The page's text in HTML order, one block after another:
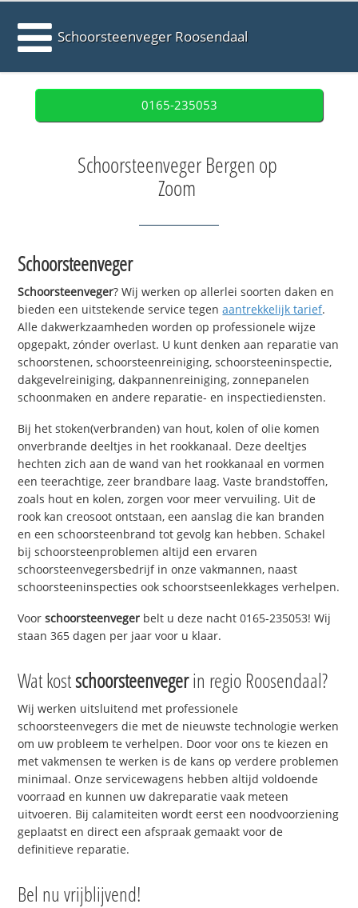
Schoorsteenveger Roosendaal
0165-235053
Schoorsteenveger Bergen op
Zoom
Schoorsteenveger
Schoorsteenveger? Wij werken op allerlei soorten daken en
bieden een uitstekende service tegenaantrekkelijk tarief.
Alle dakwerkzaamheden worden op professionele wijze
opgepakt, zónder overlast. U kunt denken aan reparatie van
schoorstenen, schoorsteenreiniging, schoorsteeninspectie,
dakgevelreiniging, dakpannenreiniging, zonnepanelen
schoonmaken en andere reparatie- en inspectiediensten.
Bij het stoken(verbranden) van hout, kolen of olie komen
onverbrande deeltjes in het rookkanaal. Deze deeltjes
hechten zich aan de wand van het rookkanaal en vormen
een teerachtige, zeer brandbare laag. Vaste brandstoffen,
zoals hout en kolen, zorgen voor meer vervuiling. Uit de
rook kan creosoot ontstaan, een aanslag die kan branden
en een schoorsteenbrand tot gevolg kan hebben. Schakel
bij schoorsteenproblemen altijd een ervaren
schoorsteenvegersbedrijf in onze vakmannen, naast
schoorsteeninspecties ook schoorstseenlekkages verhelpen.
Voorschoorsteenveger belt u deze nacht 0165-235053! Wij
staan 365 dagen per jaar voor u klaar.
Wat kostschoorsteenvegerin regio Roosendaal?
Wij werken uitsluitend met professionele
schoorsteenvegers die met de nieuwste technologie werken
om uw probleem te verhelpen. Door voor ons te kiezen en
met vakmensen te werken is de kans op verdere problemen
minimaal. Onze servicewagens hebben altijd voldoende
voorraad en kunnen uw dakreparatie vaak meteen
uitvoeren. Bij calamiteiten wordt eerst een noodvoorziening
geplaatst en direct een afspraak gemaakt voor de
definitieve reparatie.
Bel nu vrijblijvend!